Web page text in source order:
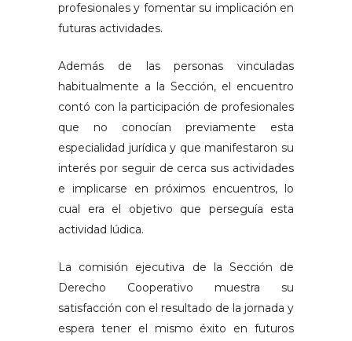
profesionales y fomentar su implicación en
futuras actividades.
Además de las personas vinculadas
habitualmente a la Sección, el encuentro
contó con la participación de profesionales
que no conocían previamente esta
especialidad jurídica y que manifestaron su
interés por seguir de cerca sus actividades
e implicarse en próximos encuentros, lo
cual era el objetivo que perseguía esta
actividad lúdica.
La comisión ejecutiva de la Sección de
Derecho Cooperativo muestra su
satisfacción con el resultado de la jornada y
espera tener el mismo éxito en futuros